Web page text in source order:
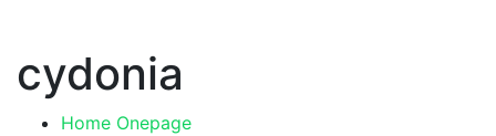
cydonia
Home Onepage